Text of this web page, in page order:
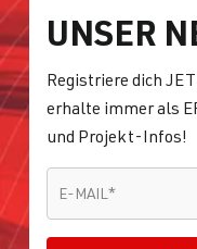
UNSER
Registriere dich
erhalte immer als
und Projekt-Infos!
E-MAIL *